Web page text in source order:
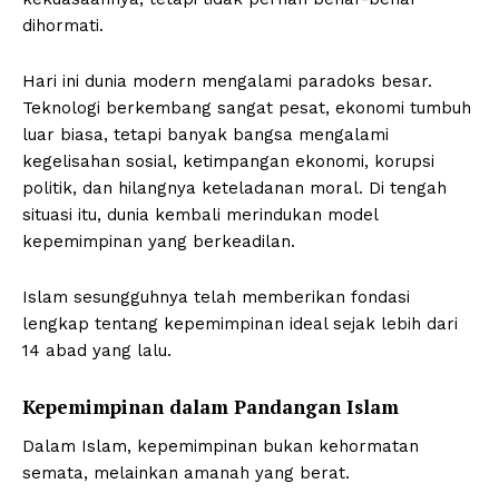
dihormati.
Hari ini dunia modern mengalami paradoks besar.
Teknologi berkembang sangat pesat, ekonomi tumbuh
luar biasa, tetapi banyak bangsa mengalami
kegelisahan sosial, ketimpangan ekonomi, korupsi
politik, dan hilangnya keteladanan moral. Di tengah
situasi itu, dunia kembali merindukan model
kepemimpinan yang berkeadilan.
Islam sesungguhnya telah memberikan fondasi
lengkap tentang kepemimpinan ideal sejak lebih dari
14 abad yang lalu.
Kepemimpinan dalam Pandangan Islam
Dalam Islam, kepemimpinan bukan kehormatan
semata, melainkan amanah yang berat.